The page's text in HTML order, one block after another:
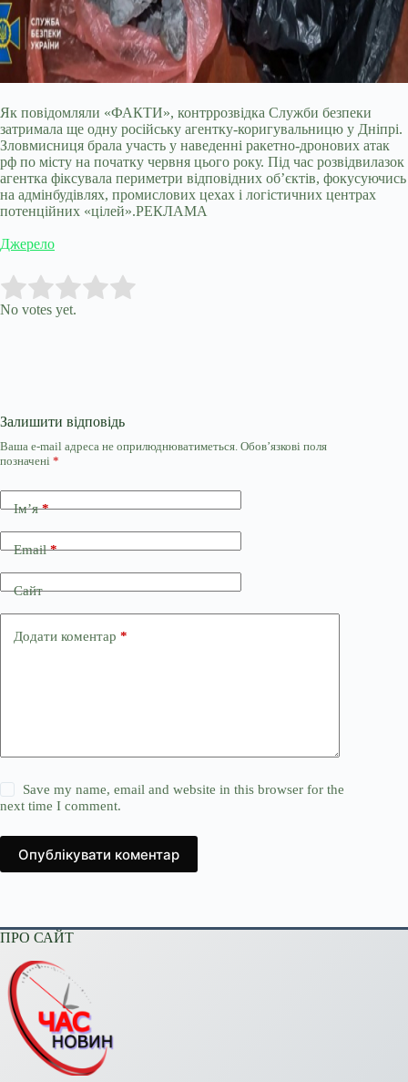
Як повідомляли «ФАКТИ», контррозвідка Служби безпеки
затримала ще одну російську агентку-коригувальницю у Дніпрі.
Зловмисниця брала участь у наведенні ракетно-дронових атак
рф по місту на початку червня цього року. Під час розвідвилазок
агентка фіксувала периметри відповідних об’єктів, фокусуючись
на адмінбудівлях, промислових цехах і логістичних центрах
потенційних «цілей».РЕКЛАМА
Джерело
Rate this item:
No votes yet.
Залишити відповідь
Ваша e-mail адреса не оприлюднюватиметься. Обов’язкові поля
позначені *
Ім’я*
Email*
Сайт
Додати коментар *
Save my name, email and website in this browser for the
next time I comment.
Опублікувати коментар
ПРО САЙТ